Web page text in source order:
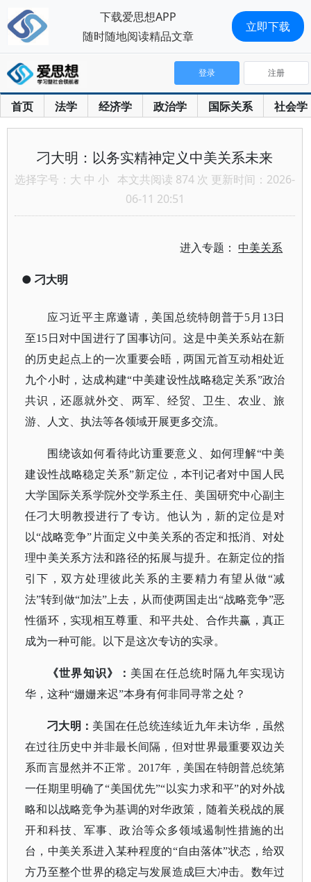
首页 法学 经济学 政治学 国际关系 社会学
登录 注册
刁大明：以务实精神定义中美关系未来
选择字号： 大 中 小 本文共阅读 874 次 更新时间：2026-
06-11 20:51
进入专题：中美关系
● 刁大明
应习近平主席邀请，美国总统特朗普于5月13日
至15日对中国进行了国事访问。这是中美关系站在新
的历史起点上的一次重要会晤，两国元首互动相处近
九个小时，达成构建“中美建设性战略稳定关系”政治
共识，还愿就外交、两军、经贸、卫生、农业、旅
游、人文、执法等各领域开展更多交流。
围绕该如何看待此访重要意义、如何理解“中美
建设性战略稳定关系”新定位，本刊记者对中国人民
大学国际关系学院外交学系主任、美国研究中心副主
任刁大明教授进行了专访。他认为，新的定位是对
以“战略竞争”片面定义中美关系的否定和抵消、对处
理中美关系方法和路径的拓展与提升。在新定位的指
引下，双方处理彼此关系的主要精力有望从做“减
法”转到做“加法”上去，从而使两国走出“战略竞争”恶
性循环，实现相互尊重、和平共处、合作共赢，真正
成为一种可能。以下是这次专访的实录。
《世界知识》： 美国在任总统时隔九年实现访
华，这种“姗姗来迟”本身有何非同寻常之处？
刁大明： 美国在任总统连续近九年未访华，虽然
在过往历史中并非最长间隔，但对世界最重要双边关
系而言显然并不正常。 2017年，美国在特朗普总统第
一任期里明确了“美国优先”“以实力求和平”的对外战
略和以战略竞争为基调的对华政策，随着关税战的展
开和科技、军事、政治等众多领域遏制性措施的出
台，中美关系进入某种程度的“自由落体”状态，给双
方乃至整个世界的稳定与发展造成巨大冲击。数年过
下载爱思想APP
随时随地阅读精品文章
立即下载